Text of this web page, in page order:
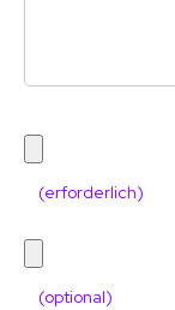
(erforderlich)
(optional)